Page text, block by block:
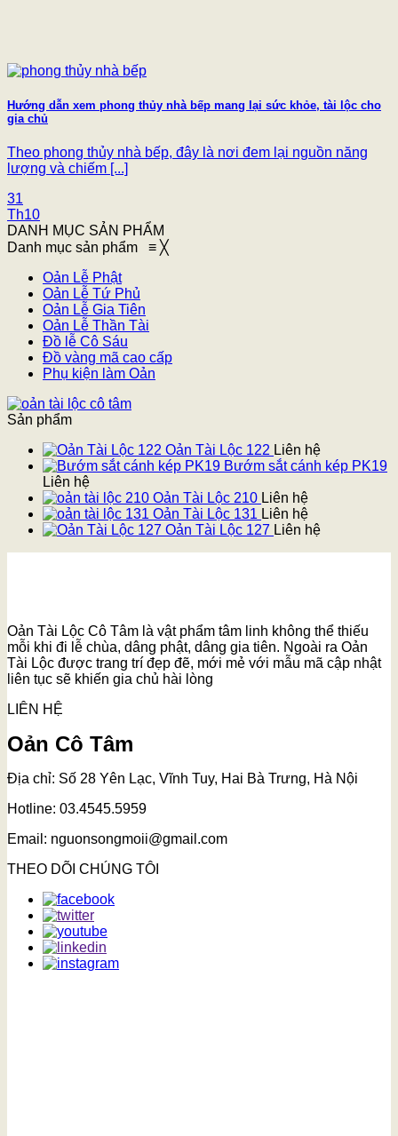
Hướng dẫn xem phong thủy nhà bếp mang lại sức khỏe, tài lộc cho
gia chủ
Theo phong thủy nhà bếp, đây là nơi đem lại nguồn năng
lượng và chiếm [...]
31
Th10
DANH MỤC SẢN PHẨM
Danh mục sản phẩm ≡ ╳
Oản Lễ Phật
Oản Lễ Tứ Phủ
Oản Lễ Gia Tiên
Oản Lễ Thần Tài
Đồ lễ Cô Sáu
Đồ vàng mã cao cấp
Phụ kiện làm Oản
Sản phẩm
Oản Tài Lộc 122 Liên hệ
Bướm sắt cánh kép PK19
Liên hệ
Oản Tài Lộc 210 Liên hệ
Oản Tài Lộc 131 Liên hệ
Oản Tài Lộc 127 Liên hệ
Oản Tài Lộc Cô Tâm là vật phẩm tâm linh không thể thiếu
mỗi khi đi lễ chùa, dâng phật, dâng gia tiên. Ngoài ra Oản
Tài Lộc được trang trí đẹp đẽ, mới mẻ với mẫu mã cập nhật
liên tục sẽ khiến gia chủ hài lòng
LIÊN HỆ
Oản Cô Tâm
Địa chỉ: Số 28 Yên Lạc, Vĩnh Tuy, Hai Bà Trưng, Hà Nội
Hotline: 03.4545.5959
Email: nguonsongmoii@gmail.com
THEO DÕI CHÚNG TÔI